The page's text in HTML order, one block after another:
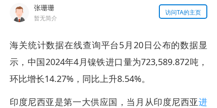
为有色行业打造的神器
张珊珊
暂无简介
访问TA的主页
海关统计数据在线查询平台5月20日公布的数据显
示，中国2024年4月镍铁进口量为723,589.872吨，
环比增长14.27%，同比上升8.54%。
印度尼西亚是第一大供应国，当月从印度尼西亚进